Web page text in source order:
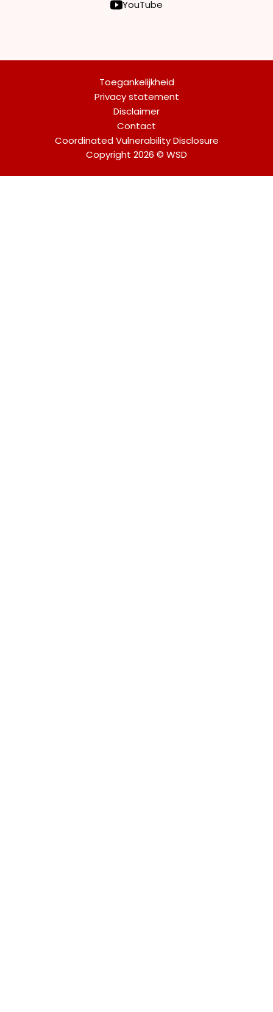
YouTube
Toegankelijkheid
Privacy statement
Disclaimer
Contact
Coordinated Vulnerability Disclosure
Copyright 2026 © WSD